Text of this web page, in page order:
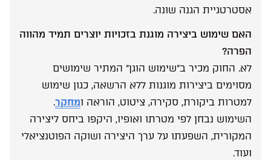
אסטרטגיית הגנה שונה.
האם שימוש ביצירה מוגנת בזכויות יוצרים תמיד מהווה
הפרה?
לא. החוק מכיר ב”שימוש הוגן” המתיר שימושים
מסוימים ביצירות מוגנות ללא הרשאה, כגון שימוש
למטרות ביקורת, סקירה, ציטוט, הוראה ומחקר.
השימוש נבחן לפי מטרתו ואופיו, היקפו ביחס ליצירה
המקורית, השפעתו על ערך היצירה ושוקה הפוטנציאלי
ועוד.